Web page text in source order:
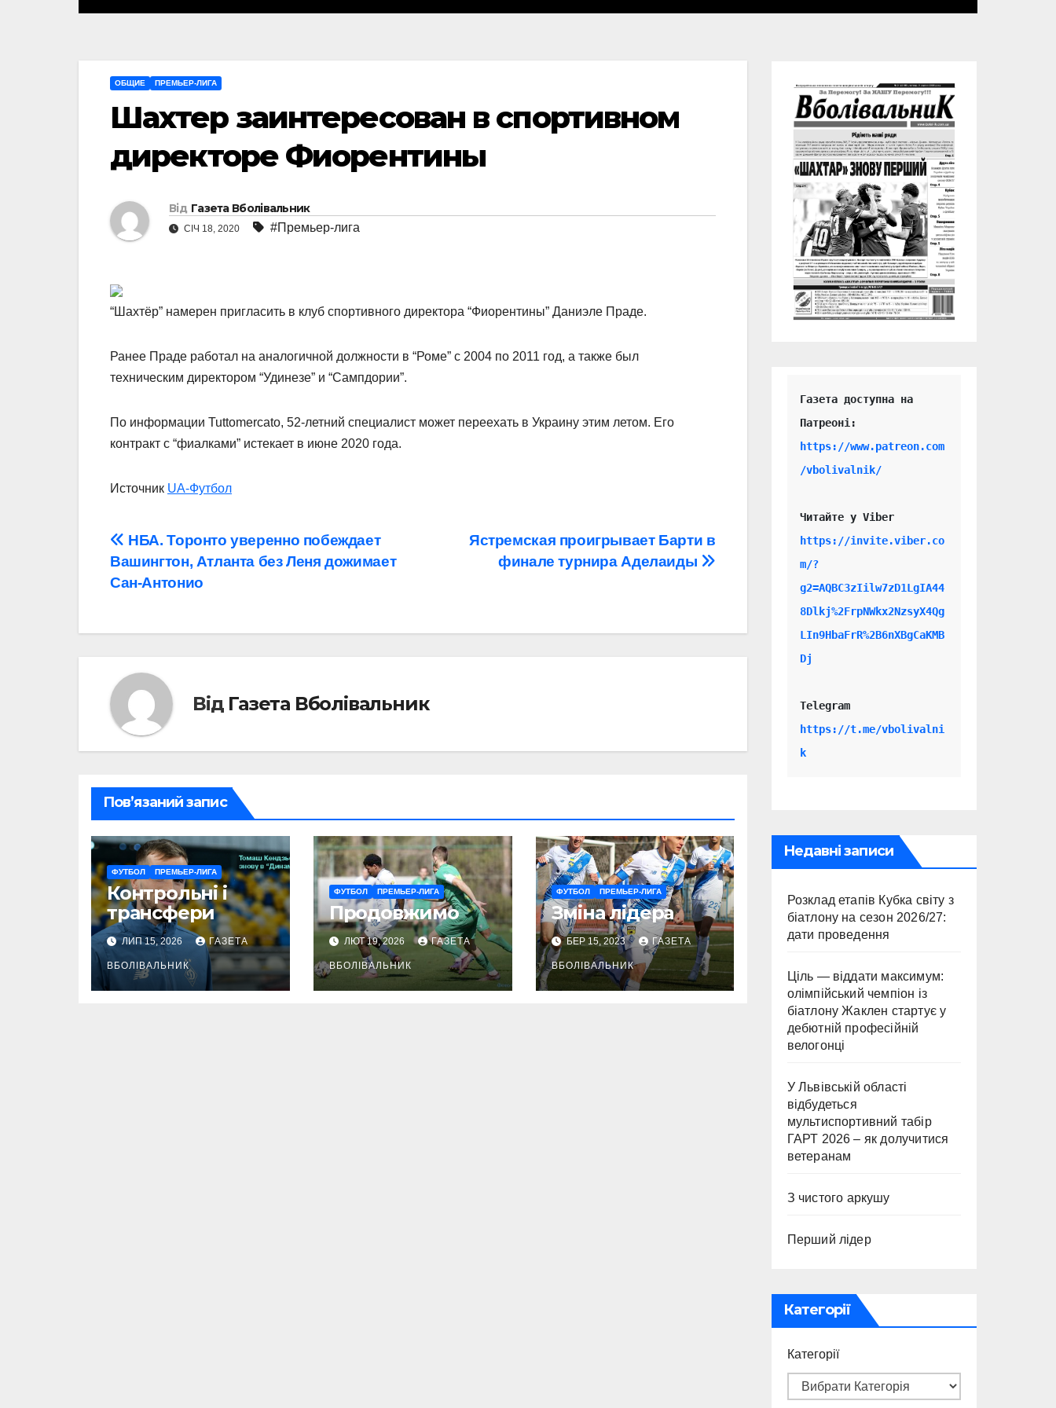
ОБЩИЕ ПРЕМЬЕР-ЛИГА
Шахтер заинтересован в спортивном
директоре Фиорентины
Від Газета Вболівальник
СІЧ 18, 2020 #Премьер-лига
“Шахтёр” намерен пригласить в клуб спортивного директора “Фиорентины” Даниэле Праде.
Ранее Праде работал на аналогичной должности в “Роме” с 2004 по 2011 год, а также был
техническим директором “Удинезе” и “Сампдории”.
По информации Tuttomercato, 52-летний специалист может переехать в Украину этим летом. Его
контракт с “фиалками” истекает в июне 2020 года.
Источник UA-Футбол
Навігація
записів
Ястремская проигрывает Барти в
финале турнира Аделаиды
НБА. Торонто уверенно побеждает
Вашингтон, Атланта без Леня дожимает
Сан-Антонио
Від Газета Вболівальник
Пов’язаний запис
ФУТБОЛ ПРЕМЬЕР-ЛИГА
Контрольні і
трансфери
ЛИП 15, 2026 ГАЗЕТА
ВБОЛІВАЛЬНИК
ФУТБОЛ ПРЕМЬЕР-ЛИГА
Продовжимо
ЛЮТ 19, 2026 ГАЗЕТА
ВБОЛІВАЛЬНИК
ФУТБОЛ ПРЕМЬЕР-ЛИГА
Зміна лідера
БЕР 15, 2023 ГАЗЕТА
ВБОЛІВАЛЬНИК
Газета доступна на
https://www.patreon.com
/vbolivalnik/
Читайте у Viber
https://invite.viber.co
m/?
g2=AQBC3zIilw7zD1LgIA44
8Dlkj%2FrpNWkx2NzsyX4Qg
LIn9HbaFrR%2B6nXBgCaKMB
Dj
Telegram
https://t.me/vbolivalni
k
Недавні записи
Розклад етапів Кубка світу з
біатлону на сезон 2026/27:
дати проведення
Ціль — віддати максимум:
олімпійський чемпіон із
біатлону Жаклен стартує у
дебютній професійній
велогонці
У Львівській області
відбудеться
мультиспортивний табір
ГАРТ 2026 – як долучитися
ветеранам
З чистого аркушу
Перший лідер
Категорії
Категорії